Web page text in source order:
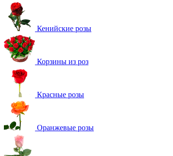
Кенийские розы
Корзины из роз
Красные розы
Оранжевые розы